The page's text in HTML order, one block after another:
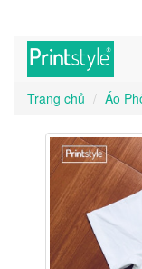
Trang chủ
Áo